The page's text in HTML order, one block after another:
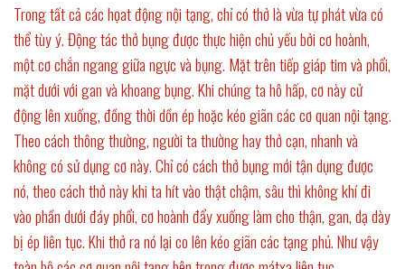
Trong tất cả các họat động nội tạng, chỉ có thở là vừa tự phát vừa có
thể tùy ý. Động tác thở bụng được thực hiện chủ yếu bởi cơ hoành,
một cơ chắn ngang giữa ngực và bụng. Mặt trên tiếp giáp tim và phổi,
mặt dưới với gan và khoang bụng. Khi chúng ta hô hấp, cơ này cử
động lên xuống, đồng thời dồn ép hoặc kéo giãn các cơ quan nội tạng.
Theo cách thông thường, người ta thường hay thở cạn, nhanh và
không có sử dụng cơ này. Chỉ có cách thở bụng mới tận dụng được
nó, theo cách thở này khi ta hít vào thật chậm, sâu thì không khí đi
vào phần dưới đáy phổi, cơ hoành đẩy xuống làm cho thận, gan, dạ dày
bị ép liên tục. Khi thở ra nó lại co lên kéo giãn các tạng phủ. Như vậy